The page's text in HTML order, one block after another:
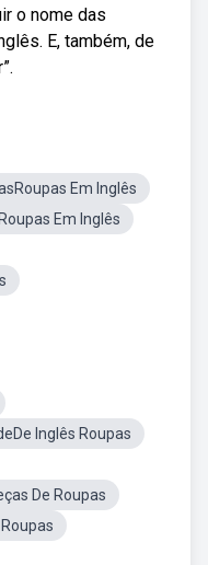
o nome das
E, também, de
Em Inglês
Em Inglês
Inglês Roupas
De Roupas